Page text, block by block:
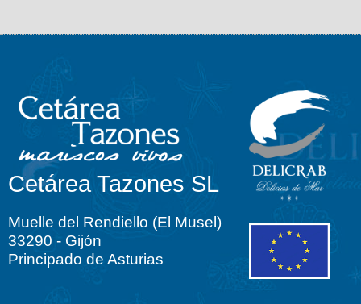
Cetárea Tazones SL
Muelle del Rendiello (El Musel)
33290 - Gijón
Principado de Asturias